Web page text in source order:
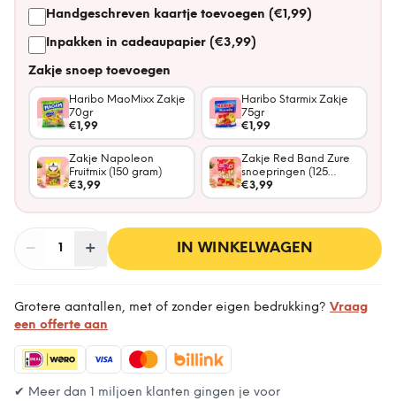
Handgeschreven kaartje toevoegen (€1,99)
Inpakken in cadeaupapier (€3,99)
Zakje snoep toevoegen
Haribo MaoMixx Zakje
70gr
€1,99
Haribo Starmix Zakje
75gr
€1,99
Zakje Napoleon
Fruitmix (150 gram)
€3,99
Zakje Red Band Zure
snoepringen (125
gram)
€3,99
− Aantal
1 + IN WINKELWAGEN
Grotere aantallen, met of zonder eigen bedrukking? Vraag
een offerte aan
✔ Meer dan 1 miljoen klanten gingen je voor